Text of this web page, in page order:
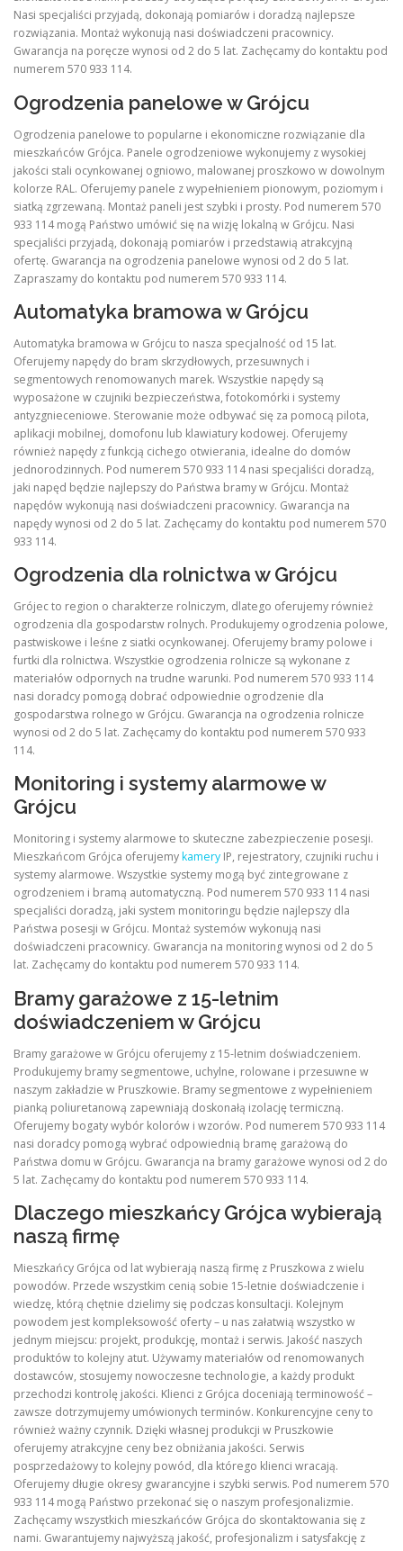
Nasi specjaliści przyjadą, dokonają pomiarów i doradzą najlepsze
rozwiązania. Montaż wykonują nasi doświadczeni pracownicy.
Gwarancja na poręcze wynosi od 2 do 5 lat. Zachęcamy do kontaktu pod
numerem 570 933 114.
Ogrodzenia panelowe w Grójcu
Ogrodzenia panelowe to popularne i ekonomiczne rozwiązanie dla
mieszkańców Grójca. Panele ogrodzeniowe wykonujemy z wysokiej
jakości stali ocynkowanej ogniowo, malowanej proszkowo w dowolnym
kolorze RAL. Oferujemy panele z wypełnieniem pionowym, poziomym i
siatką zgrzewaną. Montaż paneli jest szybki i prosty. Pod numerem 570
933 114 mogą Państwo umówić się na wizję lokalną w Grójcu. Nasi
specjaliści przyjadą, dokonają pomiarów i przedstawią atrakcyjną
ofertę. Gwarancja na ogrodzenia panelowe wynosi od 2 do 5 lat.
Zapraszamy do kontaktu pod numerem 570 933 114.
Automatyka bramowa w Grójcu
Automatyka bramowa w Grójcu to nasza specjalność od 15 lat.
Oferujemy napędy do bram skrzydłowych, przesuwnych i
segmentowych renomowanych marek. Wszystkie napędy są
wyposażone w czujniki bezpieczeństwa, fotokomórki i systemy
antyzgnieceniowe. Sterowanie może odbywać się za pomocą pilota,
aplikacji mobilnej, domofonu lub klawiatury kodowej. Oferujemy
również napędy z funkcją cichego otwierania, idealne do domów
jednorodzinnych. Pod numerem 570 933 114 nasi specjaliści doradzą,
jaki napęd będzie najlepszy do Państwa bramy w Grójcu. Montaż
napędów wykonują nasi doświadczeni pracownicy. Gwarancja na
napędy wynosi od 2 do 5 lat. Zachęcamy do kontaktu pod numerem 570
933 114.
Ogrodzenia dla rolnictwa w Grójcu
Grójec to region o charakterze rolniczym, dlatego oferujemy również
ogrodzenia dla gospodarstw rolnych. Produkujemy ogrodzenia polowe,
pastwiskowe i leśne z siatki ocynkowanej. Oferujemy bramy polowe i
furtki dla rolnictwa. Wszystkie ogrodzenia rolnicze są wykonane z
materiałów odpornych na trudne warunki. Pod numerem 570 933 114
nasi doradcy pomogą dobrać odpowiednie ogrodzenie dla
gospodarstwa rolnego w Grójcu. Gwarancja na ogrodzenia rolnicze
wynosi od 2 do 5 lat. Zachęcamy do kontaktu pod numerem 570 933
114.
Monitoring i systemy alarmowe w
Grójcu
Monitoring i systemy alarmowe to skuteczne zabezpieczenie posesji.
Mieszkańcom Grójca oferujemykamery IP, rejestratory, czujniki ruchu i
systemy alarmowe. Wszystkie systemy mogą być zintegrowane z
ogrodzeniem i bramą automatyczną. Pod numerem 570 933 114 nasi
specjaliści doradzą, jaki system monitoringu będzie najlepszy dla
Państwa posesji w Grójcu. Montaż systemów wykonują nasi
doświadczeni pracownicy. Gwarancja na monitoring wynosi od 2 do 5
lat. Zachęcamy do kontaktu pod numerem 570 933 114.
Bramy garażowe z 15-letnim
doświadczeniem w Grójcu
Bramy garażowe w Grójcu oferujemy z 15-letnim doświadczeniem.
Produkujemy bramy segmentowe, uchylne, rolowane i przesuwne w
naszym zakładzie w Pruszkowie. Bramy segmentowe z wypełnieniem
pianką poliuretanową zapewniają doskonałą izolację termiczną.
Oferujemy bogaty wybór kolorów i wzorów. Pod numerem 570 933 114
nasi doradcy pomogą wybrać odpowiednią bramę garażową do
Państwa domu w Grójcu. Gwarancja na bramy garażowe wynosi od 2 do
5 lat. Zachęcamy do kontaktu pod numerem 570 933 114.
Dlaczego mieszkańcy Grójca wybierają
naszą firmę
Mieszkańcy Grójca od lat wybierają naszą firmę z Pruszkowa z wielu
powodów. Przede wszystkim cenią sobie 15-letnie doświadczenie i
wiedzę, którą chętnie dzielimy się podczas konsultacji. Kolejnym
powodem jest kompleksowość oferty – u nas załatwią wszystko w
jednym miejscu: projekt, produkcję, montaż i serwis. Jakość naszych
produktów to kolejny atut. Używamy materiałów od renomowanych
dostawców, stosujemy nowoczesne technologie, a każdy produkt
przechodzi kontrolę jakości. Klienci z Grójca doceniają terminowość –
zawsze dotrzymujemy umówionych terminów. Konkurencyjne ceny to
również ważny czynnik. Dzięki własnej produkcji w Pruszkowie
oferujemy atrakcyjne ceny bez obniżania jakości. Serwis
posprzedażowy to kolejny powód, dla którego klienci wracają.
Oferujemy długie okresy gwarancyjne i szybki serwis. Pod numerem 570
933 114 mogą Państwo przekonać się o naszym profesjonalizmie.
Zachęcamy wszystkich mieszkańców Grójca do skontaktowania się z
nami. Gwarantujemy najwyższą jakość, profesjonalizm i satysfakcję z